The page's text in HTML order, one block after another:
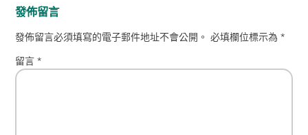
發佈留言
發佈留言必須填寫的電子郵件地址不會公開。 必填欄位標示為*
留言*